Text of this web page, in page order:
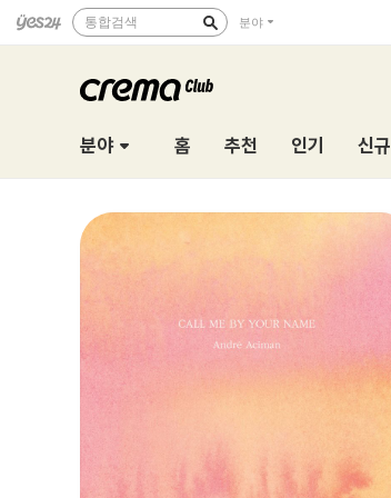
통합검색 분야
분야 홈 추천 인기 신규